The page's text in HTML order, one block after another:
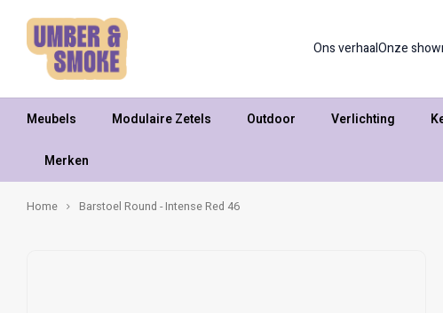
Ons verhaalOnze
Meubels Modulaire Zetels Outdoor Verlichting
Merken
Home Barstoel Round - Intense Red 46